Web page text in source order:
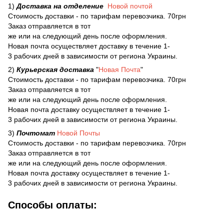
1)Доставка на отделение Новой почтой
Стоимость доставки - по тарифам перевозчика. 70грн
Заказ отправляется в тот
же или на следующий день после оформления.
Новая почта осуществляет доставку в течение 1-
3 рабочих дней в зависимости от региона Украины.
2) Курьерская доставка "Новая Почта"
Стоимость доставки - по тарифам перевозчика. 70грн
Заказ отправляется в тот
же или на следующий день после оформления.
Новая почта доставку осуществляет в течение 1-
3 рабочих дней в зависимости от региона Украины.
3) Почтомат Новой Почты
Стоимость доставки - по тарифам перевозчика. 70грн
Заказ отправляется в тот
же или на следующий день после оформления.
Новая почта доставку осуществляет в течение 1-
3 рабочих дней в зависимости от региона Украины.
Способы оплаты: